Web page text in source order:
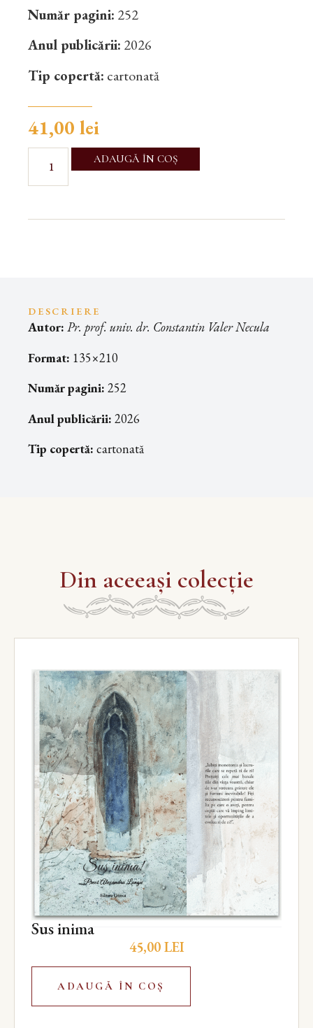
Număr pagini: 252
Anul publicării: 2026
Tip copertă: cartonată
41,00 lei
ADAUGĂ ÎN COȘ
DESCRIERE
Autor: Pr. prof. univ. dr. Constantin Valer Necula
Format: 135×210
Număr pagini: 252
Anul publicării: 2026
Tip copertă: cartonată
Din aceeași colecție
Sus inima
45,00LEI
ADAUGĂ ÎN COȘ